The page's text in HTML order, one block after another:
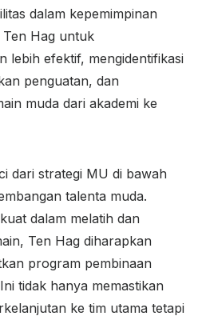
dalam kepemimpinan
Hag untuk
lebih efektif, mengidentifikasi
penguatan, dan
muda dari akademi ke
dari strategi MU di bawah
talenta muda.
dalam melatih dan
Ten Hag diharapkan
program pembinaan
tidak hanya memastikan
ke tim utama tetapi